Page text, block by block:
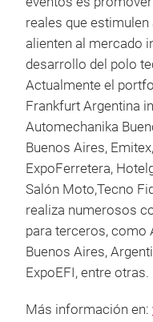
reales que
alienten al mercado
desarrollo del polo
Actualmente el
Frankfurt Argentina
Automechanika
Buenos Aires,
ExpoFerretera,
Salón Moto,Tecno
realiza numerosos
para terceros, como
Buenos Aires,
ExpoEFI, entre otras.
Más información en: